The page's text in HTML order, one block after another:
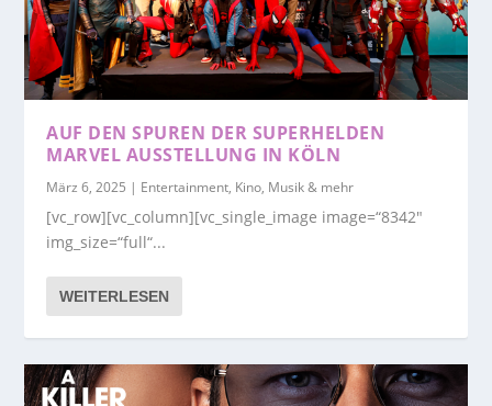
AUF DEN SPUREN DER SUPERHELDEN
MARVEL AUSSTELLUNG IN KÖLN
März 6, 2025 | Entertainment, Kino, Musik & mehr
[vc_row][vc_column][vc_single_image image=“8342″
img_size=“full“...
WEITERLESEN